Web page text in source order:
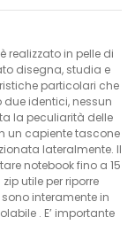
realizzato in pelle di
disegna, studia e
particolari che
identici, nessun
la peculiarità delle
un capiente tascone
lateralmente. Il
notebook fino a 15
utile per riporre
interamente in
. E’ importante